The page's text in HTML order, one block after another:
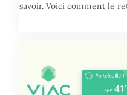
savoir. Voici comment le